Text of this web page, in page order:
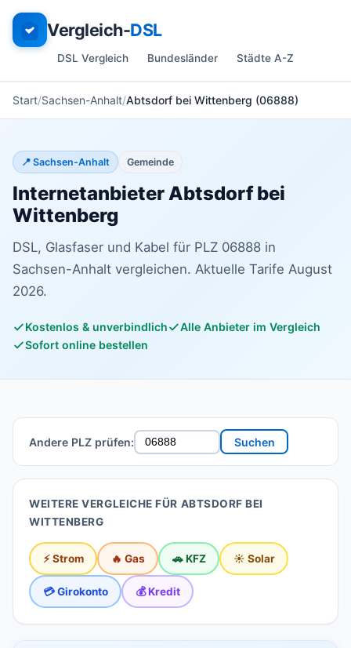
Vergleich-DSL
DSL Vergleich Bundesländer Städte A-Z
Start Sachsen-Anhalt Abtsdorf bei Wittenberg (06888)
📍 Sachsen-Anhalt Gemeinde
Internetanbieter Abtsdorf bei
Wittenberg
DSL, Glasfaser und Kabel für PLZ 06888 in
Sachsen-Anhalt vergleichen. Aktuelle Tarife August
2026.
Kostenlos & unverbindlich
Alle Anbieter im Vergleich
Sofort online bestellen
Andere PLZ prüfen: Suchen
WEITERE VERGLEICHE FÜR ABTSDORF BEI
WITTENBERG
⚡ Strom 🔥 Gas 🚗 KFZ ☀️ Solar
💳 Girokonto 💰 Kredit